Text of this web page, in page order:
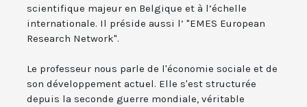
scientifique majeur en Belgique et à l’échelle
internationale. Il préside aussi l’ "EMES European
Research Network".
Le professeur nous parle de l'économie sociale et de
son développement actuel. Elle s'est structurée
depuis la seconde guerre mondiale, véritable